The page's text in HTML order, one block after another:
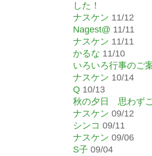
した！
ナスケン 11/12
Nagest@ 11/11
ナスケン 11/11
かるな 11/10
いろいろ行事のご
ナスケン 10/14
Q 10/13
秋の夕日 思わず
ナスケン 09/12
シンコ 09/11
ナスケン 09/06
S子 09/04